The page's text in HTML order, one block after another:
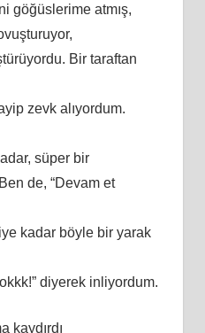
göğüslerime atmış,
Bir taraftan
zevk alıyordum.
süper bir
de, “Devam et
kadar böyle bir yarak
diyerek inliyordum.
kaydırdı